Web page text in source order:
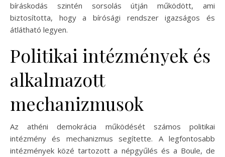
bíráskodás szintén sorsolás útján működött, ami
biztosította, hogy a bírósági rendszer igazságos és
átlátható legyen.
Politikai intézmények és
alkalmazott
mechanizmusok
Az athéni demokrácia működését számos politikai
intézmény és mechanizmus segítette. A legfontosabb
intézmények közé tartozott a népgyűlés és a Boule, de